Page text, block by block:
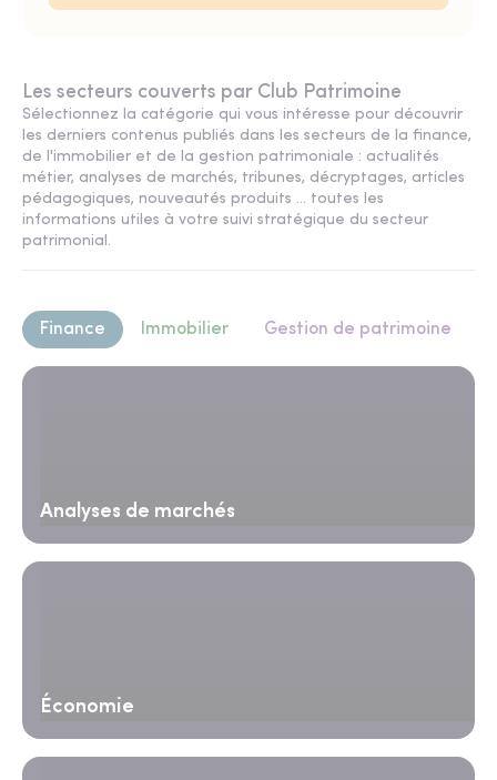
Les secteurs couverts par Club Patrimoine
Sélectionnez la catégorie qui vous intéresse pour découvrir
les derniers contenus publiés dans les secteurs de la finance,
de l'immobilier et de la gestion patrimoniale : actualités
métier, analyses de marchés, tribunes, décryptages, articles
pédagogiques, nouveautés produits ... toutes les
informations utiles à votre suivi stratégique du secteur
patrimonial.
Finance Immobilier Gestion de patrimoine
Analyses de marchés
Économie